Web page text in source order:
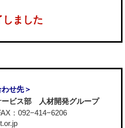
しました
せ先＞
ビス部 人材開発グループ
：092−414−6206